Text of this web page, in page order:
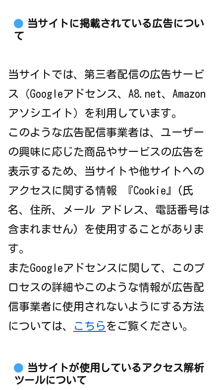
当サイトに掲載されている広告につい
て
当サイトでは、第三者配信の広告サービ
ス（Googleアドセンス、A8.net、Amazon
アソシエイト）を利用しています。
このような広告配信事業者は、ユーザー
の興味に応じた商品やサービスの広告を
表示するため、当サイトや他サイトへの
アクセスに関する情報 『Cookie』(氏
名、住所、メール アドレス、電話番号は
含まれません) を使用することがありま
す。
またGoogleアドセンスに関して、このプ
ロセスの詳細やこのような情報が広告配
信事業者に使用されないようにする方法
については、
こちらをご覧ください。
当サイトが使用しているアクセス解析
ツールについて